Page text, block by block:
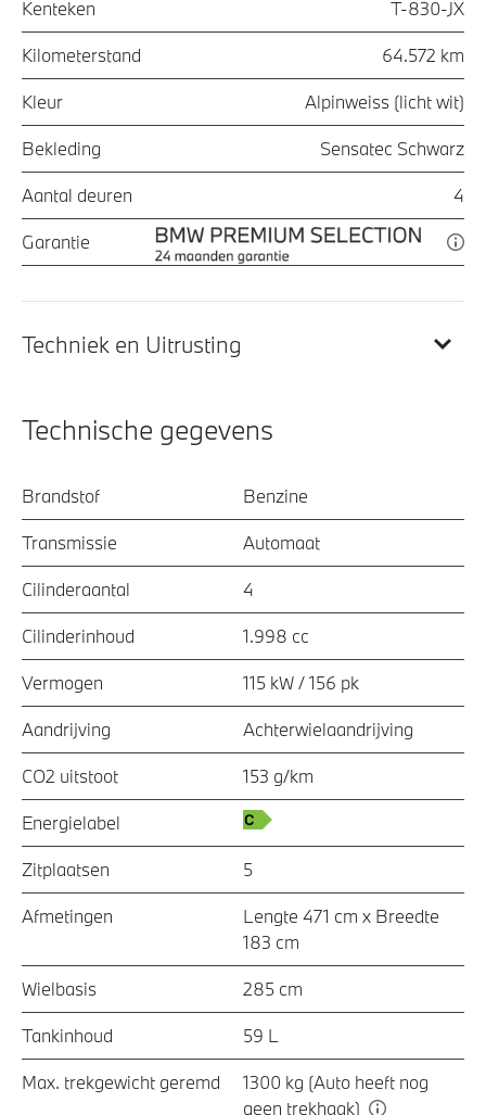
Kenteken T-830-JX
Kilometerstand 64.572 km
Kleur Alpinweiss (licht wit)
Bekleding Sensatec Schwarz
Aantal deuren 4
Garantie
Techniek en Uitrusting
Technische gegevens
Brandstof Benzine
Transmissie Automaat
Cilinderaantal 4
Cilinderinhoud 1.998 cc
Vermogen 115 kW / 156 pk
Aandrijving Achterwielaandrijving
CO2 uitstoot 153 g/km
Energielabel
Zitplaatsen 5
Afmetingen
Lengte 471 cm x Breedte
183 cm
Wielbasis 285 cm
Tankinhoud 59 L
Max. trekgewicht geremd
1300 kg (Auto heeft nog
geen trekhaak)